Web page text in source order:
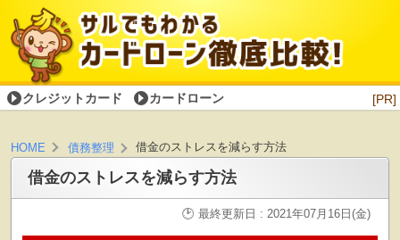
[PR]
クレジットカード カードローン
HOME 債務整理 借金のストレスを減らす方法
借金のストレスを減らす方法
最終更新日 : 2021年07月16日(金)